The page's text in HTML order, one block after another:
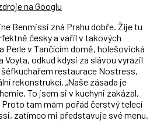
na Googlu
Benmissi zná Prahu dobře. Žije tu
česky a vařil v takových
Perle v Tančícím domě, holešovická
Voyta, odkud kdysi za slávou vyrazil
restaurace Nostress,
rekonstrukcí. „Naše zásada je
To jsem si v kuchyni zakázal,
tam mám pořád čerstvý telecí
zatímco mi představuje své menu.